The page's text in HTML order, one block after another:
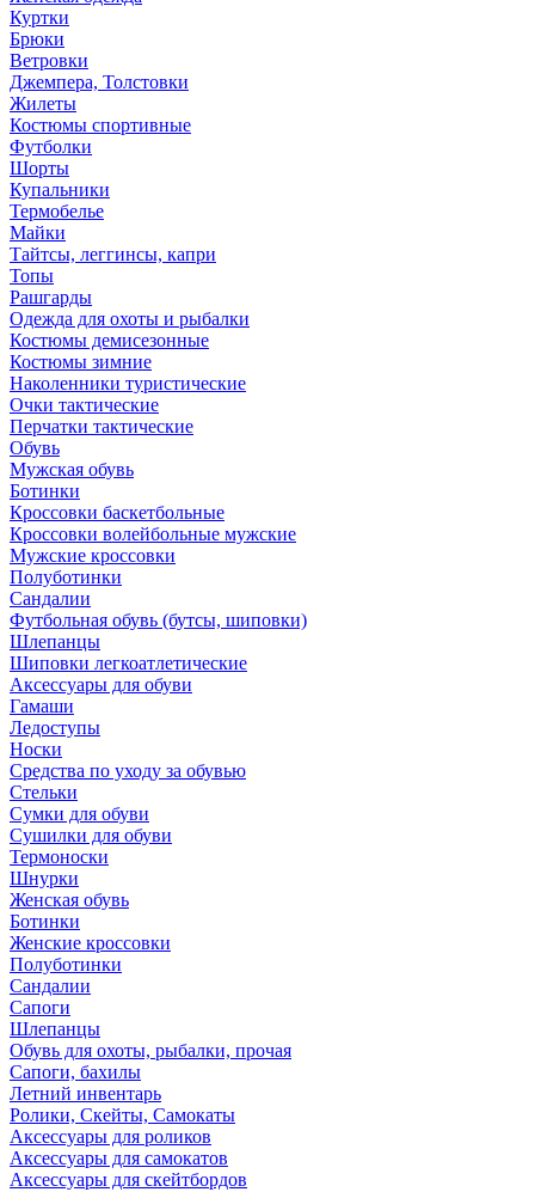
Куртки
Брюки
Ветровки
Джемпера, Толстовки
Жилеты
Костюмы спортивные
Футболки
Шорты
Купальники
Термобелье
Майки
Тайтсы, леггинсы, капри
Топы
Рашгарды
Одежда для охоты и рыбалки
Костюмы демисезонные
Костюмы зимние
Наколенники туристические
Очки тактические
Перчатки тактические
Обувь
Мужская обувь
Ботинки
Кроссовки баскетбольные
Кроссовки волейбольные мужские
Мужские кроссовки
Полуботинки
Сандалии
Футбольная обувь (бутсы, шиповки)
Шлепанцы
Шиповки легкоатлетические
Аксессуары для обуви
Гамаши
Ледоступы
Носки
Средства по уходу за обувью
Стельки
Сумки для обуви
Сушилки для обуви
Термоноски
Шнурки
Женская обувь
Ботинки
Женские кроссовки
Полуботинки
Сандалии
Сапоги
Шлепанцы
Обувь для охоты, рыбалки, прочая
Сапоги, бахилы
Летний инвентарь
Ролики, Скейты, Самокаты
Аксессуары для роликов
Аксессуары для самокатов
Аксессуары для скейтбордов